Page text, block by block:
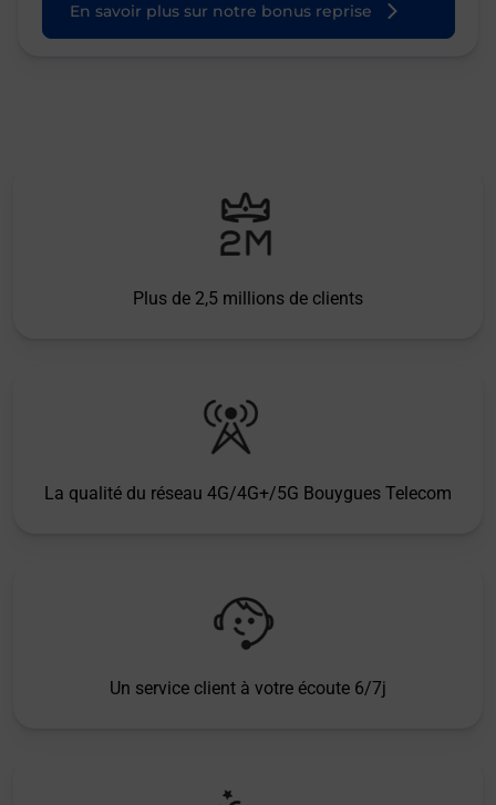
En savoir plus sur notre bonus reprise
Plus de 2,5 millions de clients
La qualité du réseau 4G/4G+/5G Bouygues Telecom
Un service client à votre écoute 6/7j